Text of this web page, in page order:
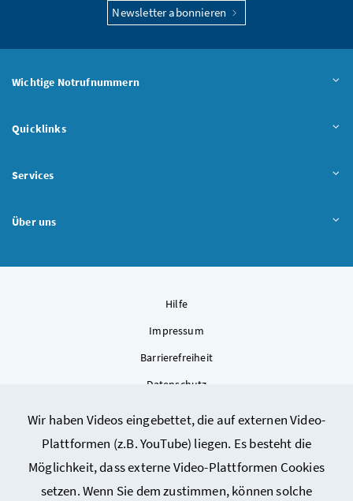
Wir haben Videos eingebettet, die auf externen Video-
Plattformen (z.B. YouTube) liegen. Es besteht die
Möglichkeit, dass externe Video-Plattformen Cookies
setzen. Wenn Sie dem zustimmen, können solche
Newsletter abonnieren
Wichtige Notrufnummern
Quicklinks
Services
Über uns
Hilfe
Impressum
Barrierefreiheit
Datenschutz
Sitemap
Cookie-Einstellungen